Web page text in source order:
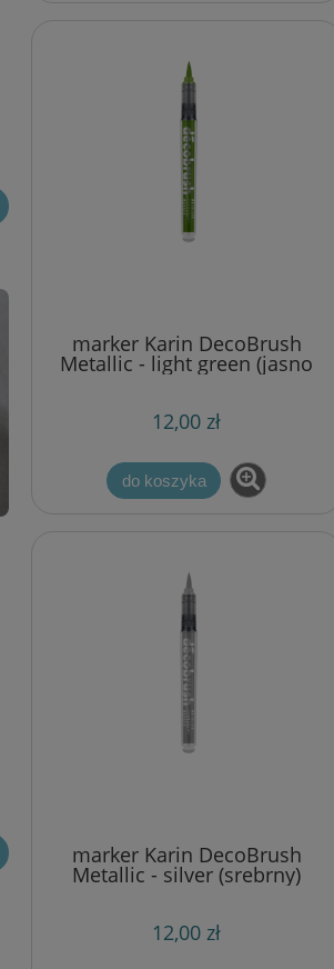
wykrojnik Impression Obsession
- border ażurowy [019-V]
39,00 zł
53,00 zł
53,00 zł
marker Karin DecoBrush
Metallic - light green (jasno
zielony)
12,00 zł
do koszyka
marker Karin DecoBrush
Metallic - silver (srebrny)
12,00 zł